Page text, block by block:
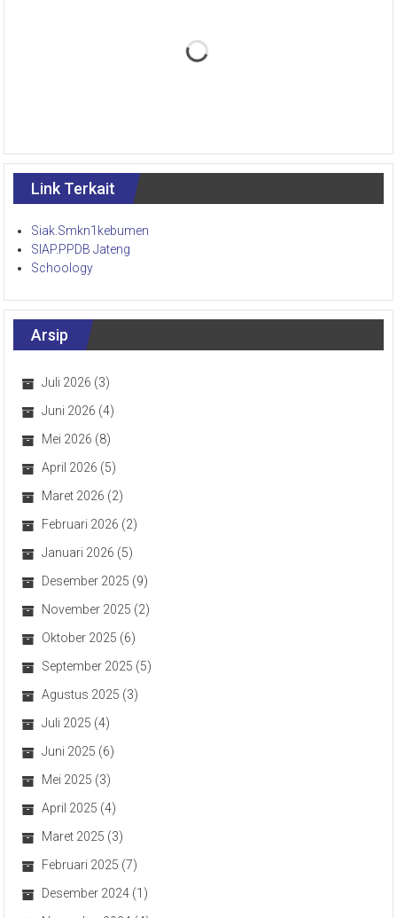
Link Terkait
Siak.Smkn1kebumen
SIAP.PPDB Jateng
Schoology
Arsip
Juli 2026 (3)
Juni 2026 (4)
Mei 2026 (8)
April 2026 (5)
Maret 2026 (2)
Februari 2026 (2)
Januari 2026 (5)
Desember 2025 (9)
November 2025 (2)
Oktober 2025 (6)
September 2025 (5)
Agustus 2025 (3)
Juli 2025 (4)
Juni 2025 (6)
Mei 2025 (3)
April 2025 (4)
Maret 2025 (3)
Februari 2025 (7)
Desember 2024 (1)